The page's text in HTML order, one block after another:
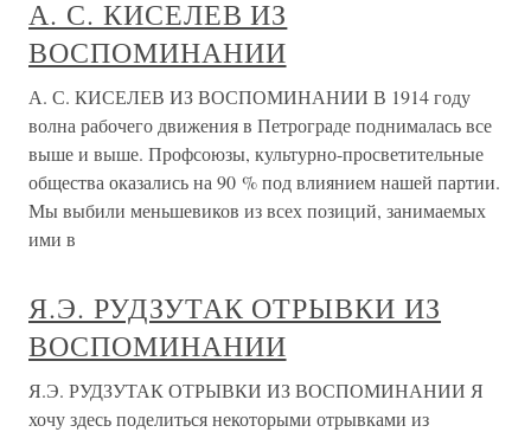
А. С. КИСЕЛЕВ ИЗ
ВОСПОМИНАНИИ
А. С. КИСЕЛЕВ ИЗ ВОСПОМИНАНИИ В 1914 году
волна рабочего движения в Петрограде поднималась все
выше и выше. Профсоюзы, культурно-просветительные
общества оказались на 90 % под влиянием нашей партии.
Мы выбили меньшевиков из всех позиций, занимаемых
ими в
Я.Э. РУДЗУТАК ОТРЫВКИ ИЗ
ВОСПОМИНАНИИ
Я.Э. РУДЗУТАК ОТРЫВКИ ИЗ ВОСПОМИНАНИИ Я
хочу здесь поделиться некоторыми отрывками из